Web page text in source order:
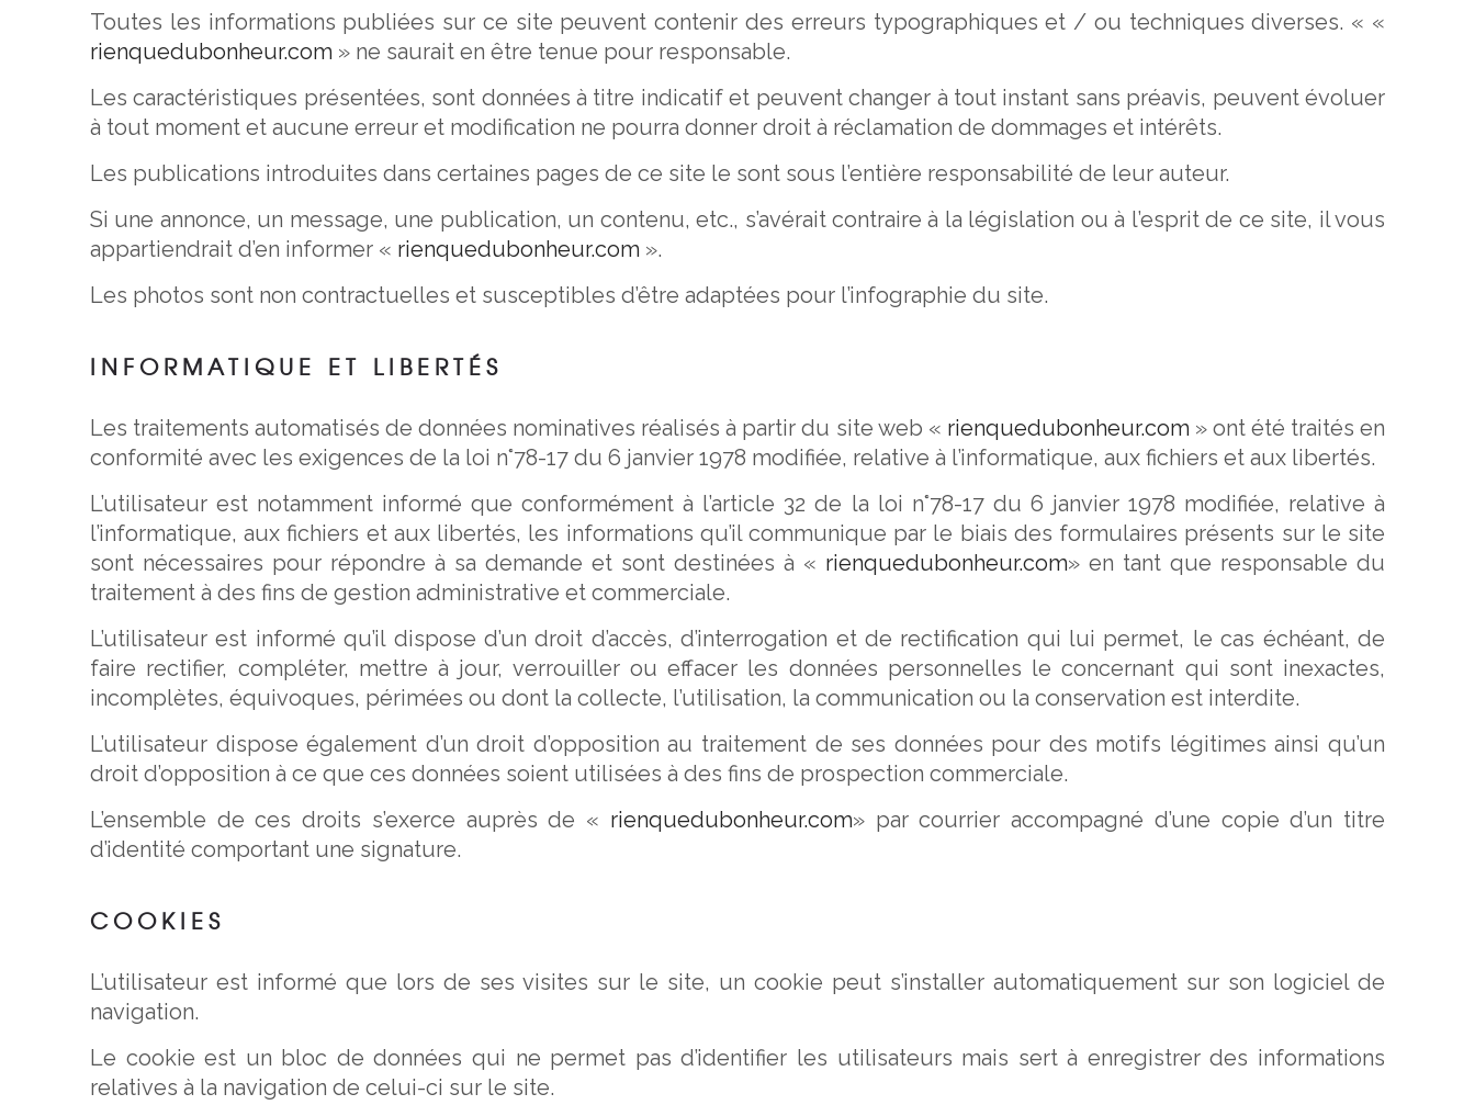
Toutes les informations publiées sur ce site peuvent contenir des erreurs typographiques et / ou techniques diverses. « «
rienquedubonheur.com » ne saurait en être tenue pour responsable.
Les caractéristiques présentées, sont données à titre indicatif et peuvent changer à tout instant sans préavis, peuvent évoluer
à tout moment et aucune erreur et modification ne pourra donner droit à réclamation de dommages et intérêts.
Les publications introduites dans certaines pages de ce site le sont sous l’entière responsabilité de leur auteur.
Si une annonce, un message, une publication, un contenu, etc., s’avérait contraire à la législation ou à l’esprit de ce site, il vous
appartiendrait d’en informer « rienquedubonheur.com ».
Les photos sont non contractuelles et susceptibles d’être adaptées pour l’infographie du site.
INFORMATIQUE ET LIBERTÉS
Les traitements automatisés de données nominatives réalisés à partir du site web « rienquedubonheur.com » ont été traités en
conformité avec les exigences de la loi n°78-17 du 6 janvier 1978 modifiée, relative à l’informatique, aux fichiers et aux libertés.
L’utilisateur est notamment informé que conformément à l’article 32 de la loi n°78-17 du 6 janvier 1978 modifiée, relative à
l’informatique, aux fichiers et aux libertés, les informations qu’il communique par le biais des formulaires présents sur le site
sont nécessaires pour répondre à sa demande et sont destinées à « rienquedubonheur.com» en tant que responsable du
traitement à des fins de gestion administrative et commerciale.
L’utilisateur est informé qu’il dispose d’un droit d’accès, d’interrogation et de rectification qui lui permet, le cas échéant, de
faire rectifier, compléter, mettre à jour, verrouiller ou effacer les données personnelles le concernant qui sont inexactes,
incomplètes, équivoques, périmées ou dont la collecte, l’utilisation, la communication ou la conservation est interdite.
L’utilisateur dispose également d’un droit d’opposition au traitement de ses données pour des motifs légitimes ainsi qu’un
droit d’opposition à ce que ces données soient utilisées à des fins de prospection commerciale.
L’ensemble de ces droits s’exerce auprès de « rienquedubonheur.com» par courrier accompagné d’une copie d’un titre
d’identité comportant une signature.
COOKIES
L’utilisateur est informé que lors de ses visites sur le site, un cookie peut s’installer automatiquement sur son logiciel de
navigation.
Le cookie est un bloc de données qui ne permet pas d’identifier les utilisateurs mais sert à enregistrer des informations
relatives à la navigation de celui-ci sur le site.